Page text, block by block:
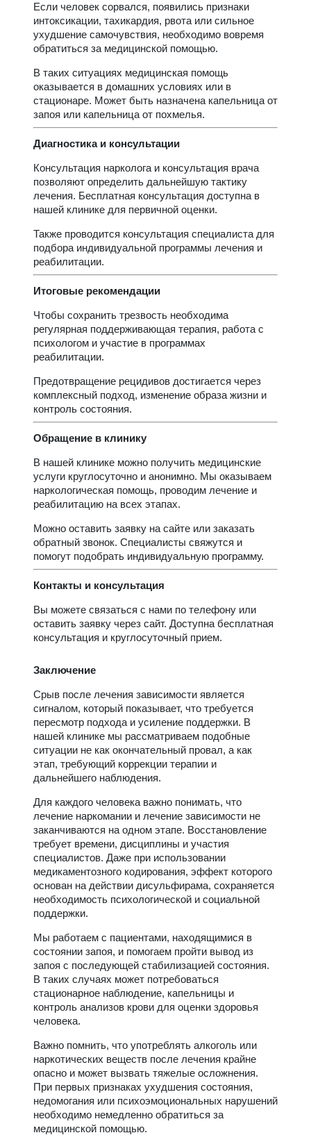
Если человек сорвался, появились признаки
интоксикации, тахикардия, рвота или сильное
ухудшение самочувствия, необходимо вовремя
обратиться за медицинской помощью.
В таких ситуациях медицинская помощь
оказывается в домашних условиях или в
стационаре. Может быть назначена капельница от
запоя или капельница от похмелья.
Диагностика и консультации
Консультация нарколога и консультация врача
позволяют определить дальнейшую тактику
лечения. Бесплатная консультация доступна в
нашей клинике для первичной оценки.
Также проводится консультация специалиста для
подбора индивидуальной программы лечения и
реабилитации.
Итоговые рекомендации
Чтобы сохранить трезвость необходима
регулярная поддерживающая терапия, работа с
психологом и участие в программах
реабилитации.
Предотвращение рецидивов достигается через
комплексный подход, изменение образа жизни и
контроль состояния.
Обращение в клинику
В нашей клинике можно получить медицинские
услуги круглосуточно и анонимно. Мы оказываем
наркологическая помощь, проводим лечение и
реабилитацию на всех этапах.
Можно оставить заявку на сайте или заказать
обратный звонок. Специалисты свяжутся и
помогут подобрать индивидуальную программу.
Контакты и консультация
Вы можете связаться с нами по телефону или
оставить заявку через сайт. Доступна бесплатная
консультация и круглосуточный прием.
Заключение
Срыв после лечения зависимости является
сигналом, который показывает, что требуется
пересмотр подхода и усиление поддержки. В
нашей клинике мы рассматриваем подобные
ситуации не как окончательный провал, а как
этап, требующий коррекции терапии и
дальнейшего наблюдения.
Для каждого человека важно понимать, что
лечение наркомании и лечение зависимости не
заканчиваются на одном этапе. Восстановление
требует времени, дисциплины и участия
специалистов. Даже при использовании
медикаментозного кодирования, эффект которого
основан на действии дисульфирама, сохраняется
необходимость психологической и социальной
поддержки.
Мы работаем с пациентами, находящимися в
состоянии запоя, и помогаем пройти вывод из
запоя с последующей стабилизацией состояния.
В таких случаях может потребоваться
стационарное наблюдение, капельницы и
контроль анализов крови для оценки здоровья
человека.
Важно помнить, что употреблять алкоголь или
наркотических веществ после лечения крайне
опасно и может вызвать тяжелые осложнения.
При первых признаках ухудшения состояния,
недомогания или психоэмоциональных нарушений
необходимо немедленно обратиться за
медицинской помощью.